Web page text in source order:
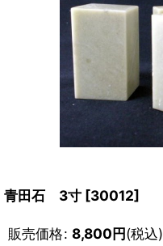
青田石 3寸 [30012]
販売価格: 8,800円(税込)